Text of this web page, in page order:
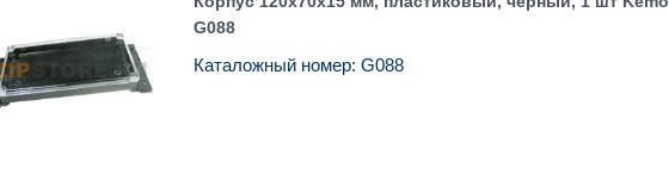
G088
Каталожный номер: G088